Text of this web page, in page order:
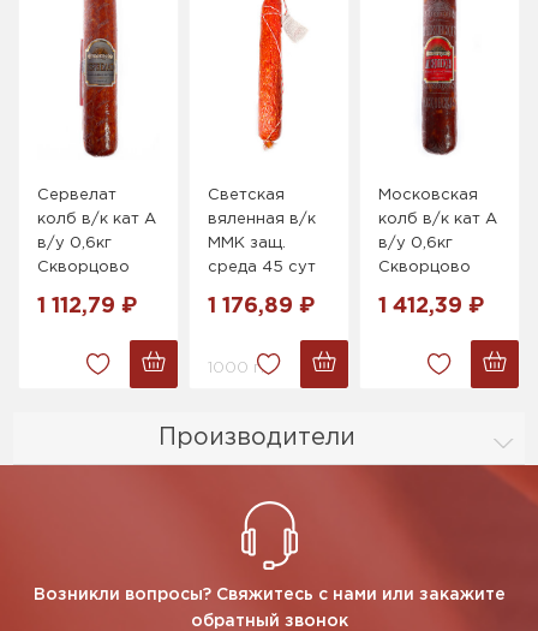
Производители
Сервелат
колб в/к кат А
в/у 0,6кг
Скворцово
1 112,79 ₽
Светская
вяленная в/к
ММК защ.
среда 45 сут
1 176,89 ₽
1000 г.
Московская
колб в/к кат А
в/у 0,6кг
Скворцово
1 412,39 ₽
Возникли вопросы? Свяжитесь с нами или закажите
обратный звонок